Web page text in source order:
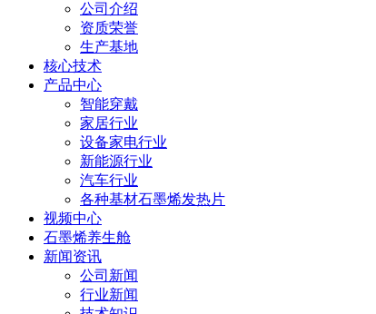
公司介绍
资质荣誉
生产基地
核心技术
产品中心
智能穿戴
家居行业
设备家电行业
新能源行业
汽车行业
各种基材石墨烯发热片
视频中心
石墨烯养生舱
新闻资讯
公司新闻
行业新闻